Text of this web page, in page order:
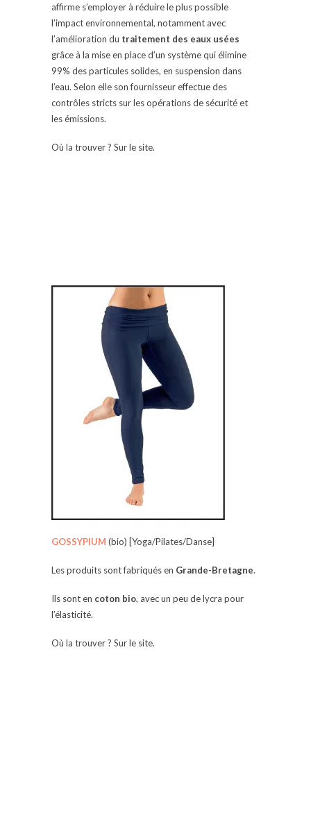
affirme s’employer à réduire le plus possible
l’impact environnemental, notamment avec
l’amélioration du traitement des eaux usées
grâce à la mise en place d’un système qui élimine
99% des particules solides, en suspension dans
l’eau. Selon elle son fournisseur effectue des
contrôles stricts sur les opérations de sécurité et
les émissions.
Où la trouver ? Sur le site.
GOSSYPIUM (bio) [Yoga/Pilates/Danse]
Les produits sont fabriqués en Grande-Bretagne.
Ils sont en coton bio, avec un peu de lycra pour
l’élasticité.
Où la trouver ? Sur le site.